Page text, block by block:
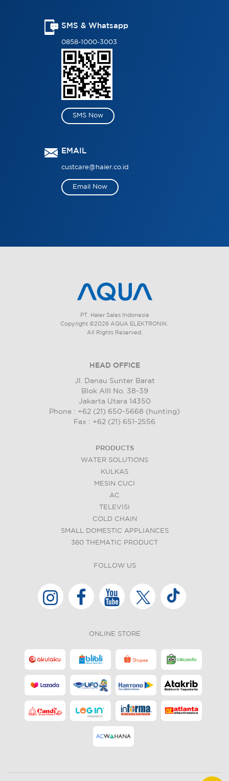
SMS & Whatsapp
0858-1000-3003
SMS Now
EMAIL
custcare@haier.co.id
Email Now
PT. Haier Sales Indonesia
Copyright ©2026 AQUA ELEKTRONIK.
All Rights Reserved.
HEAD OFFICE
Jl. Danau Sunter Barat
Blok AIII No. 38-39
Jakarta Utara 14350
Phone : +62 (21) 650-5668 (hunting)
Fax : +62 (21) 651-2556
PRODUCTS
WATER SOLUTIONS
KULKAS
MESIN CUCI
AC
TELEVISI
COLD CHAIN
SMALL DOMESTIC APPLIANCES
360 THEMATIC PRODUCT
FOLLOW US
ONLINE STORE